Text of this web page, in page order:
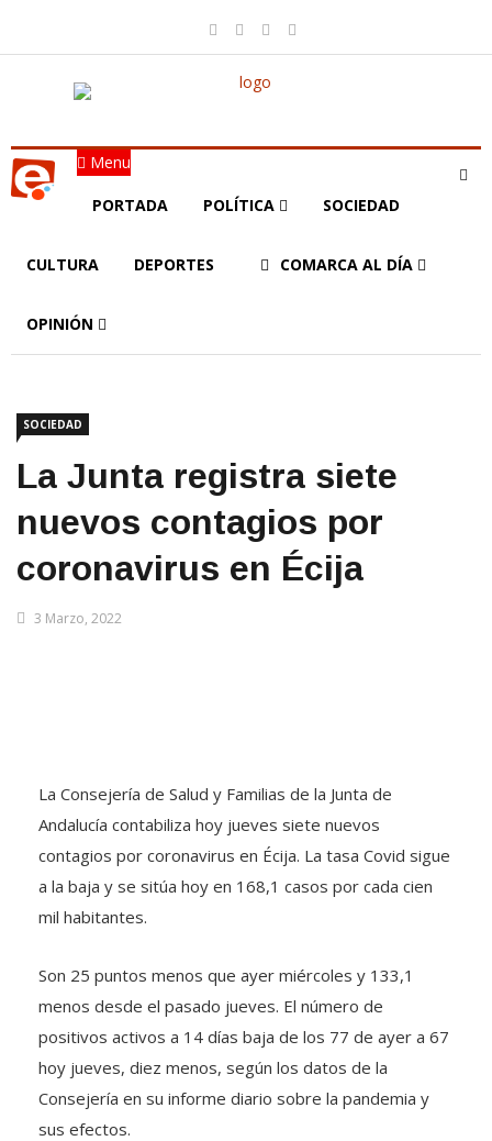
Menu
PORTADA POLÍTICA SOCIEDAD
CULTURA DEPORTES COMARCA AL DÍA
OPINIÓN
SOCIEDAD
La Junta registra siete
nuevos contagios por
coronavirus en Écija
3 Marzo, 2022
La Consejería de Salud y Familias de la Junta de
Andalucía contabiliza hoy jueves siete nuevos
contagios por coronavirus en Écija. La tasa Covid sigue
a la baja y se sitúa hoy en 168,1 casos por cada cien
mil habitantes.
Son 25 puntos menos que ayer miércoles y 133,1
menos desde el pasado jueves. El número de
positivos activos a 14 días baja de los 77 de ayer a 67
hoy jueves, diez menos, según los datos de la
Consejería en su informe diario sobre la pandemia y
sus efectos.